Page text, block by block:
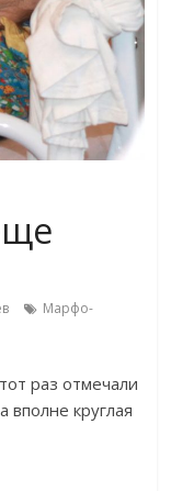
Марфо-
раз отмечали
круглая